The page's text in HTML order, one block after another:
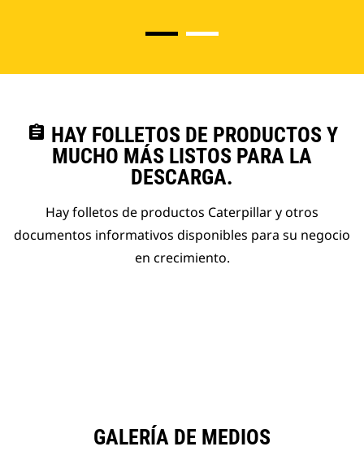
assignment HAY FOLLETOS DE PRODUCTOS Y
MUCHO MÁS LISTOS PARA LA
DESCARGA.
Hay folletos de productos Caterpillar y otros
documentos informativos disponibles para su negocio
en crecimiento.
GALERÍA DE MEDIOS